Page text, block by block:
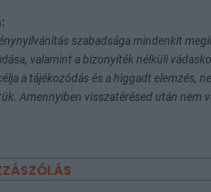
szabadsága mindenkit
valamint a bizonyíték nélküli
a tájékozódás és a higgadt elemzés,
Amennyiben visszatérésed után nem